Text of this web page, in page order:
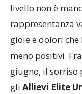
livello non è
rappresentanza
gioie e dolori
meno positivi.
giugno, il
gli Allievi Elite